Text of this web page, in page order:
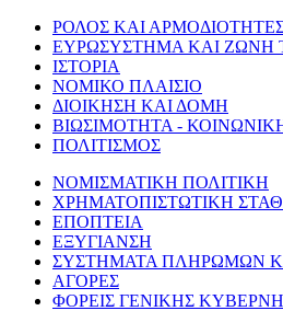
ΡΟΛΟΣ ΚΑΙ
ΕΥΡΩΣΥΣΤΗΜΑ ΚΑΙ ΖΩΝΗ
ΙΣΤΟΡΙΑ
ΝΟΜΙΚΟ ΠΛΑΙΣΙΟ
ΔΙΟΙΚΗΣΗ ΚΑΙ ΔΟΜΗ
ΒΙΩΣΙΜΟΤΗΤΑ -
ΠΟΛΙΤΙΣΜΟΣ
ΝΟΜΙΣΜΑΤΙΚΗ ΠΟΛΙΤΙΚΗ
ΧΡΗΜΑΤΟΠΙΣΤΩΤΙΚΗ
ΕΠΟΠΤΕΙΑ
ΕΞΥΓΙΑΝΣΗ
ΣΥΣΤΗΜΑΤΑ ΠΛΗΡΩΜΩΝ
ΑΓΟΡΕΣ
ΦΟΡΕΙΣ ΓΕΝΙΚΗΣ